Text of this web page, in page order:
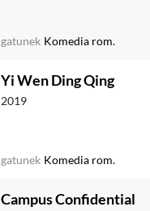
gatunek Komedia rom.
Yi Wen Ding Qing
2019
gatunek Komedia rom.
Campus Confidential